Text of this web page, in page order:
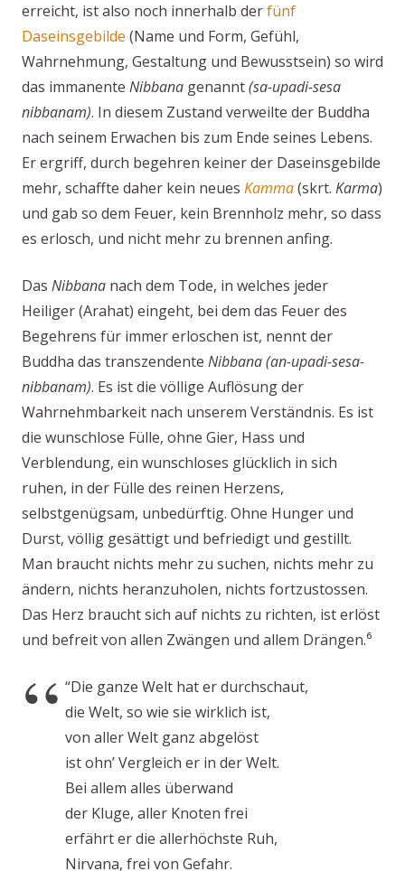
erreicht, ist also noch innerhalb derfünf
Daseinsgebilde (Name und Form, Gefühl,
Wahrnehmung, Gestaltung und Bewusstsein) so wird
das immanente Nibbana genannt(sa-upadi-sesa
nibbanam). In diesem Zustand verweilte der Buddha
nach seinem Erwachen bis zum Ende seines Lebens.
Er ergriff, durch begehren keiner der Daseinsgebilde
mehr, schaffte daher kein neues Kamma(skrt. Karma)
und gab so dem Feuer, kein Brennholz mehr, so dass
es erlosch, und nicht mehr zu brennen anfing.
Das Nibbana nach dem Tode, in welches jeder
Heiliger (Arahat) eingeht, bei dem das Feuer des
Begehrens für immer erloschen ist, nennt der
Buddha das transzendente Nibbana(an-upadi-sesa-
nibbanam). Es ist die völlige Auflösung der
Wahrnehmbarkeit nach unserem Verständnis. Es ist
die wunschlose Fülle, ohne Gier, Hass und
Verblendung, ein wunschloses glücklich in sich
ruhen, in der Fülle des reinen Herzens,
selbstgenügsam, unbedürftig. Ohne Hunger und
Durst, völlig gesättigt und befriedigt und gestillt.
Man braucht nichts mehr zu suchen, nichts mehr zu
ändern, nichts heranzuholen, nichts fortzustossen.
Das Herz braucht sich auf nichts zu richten, ist erlöst
und befreit von allen Zwängen und allem Drängen.⁶
“Die ganze Welt hat er durchschaut,
die Welt, so wie sie wirklich ist,
von aller Welt ganz abgelöst
ist ohn’ Vergleich er in der Welt.
Bei allem alles überwand
der Kluge, aller Knoten frei
erfährt er die allerhöchste Ruh,
Nirvana, frei von Gefahr.